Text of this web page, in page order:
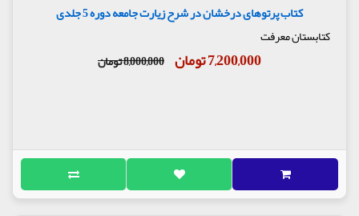
کتاب پرتوهای درخشان در شرح زیارت جامعه دوره 5 جلدی
کتابستان معرفت
7,200,000 تومان 8,000,000 تومان